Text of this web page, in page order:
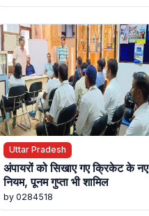
Uttar Pradesh
अंपायरों को सिखाए गए क्रिकेट के नए
नियम, पूनम गुप्ता भी शामिल
by 0284518